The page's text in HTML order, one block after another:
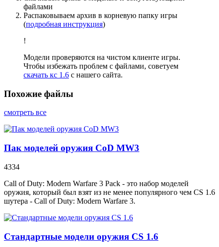
файлами
Распаковываем архив в корневую папку игры
(подробная инструкция)
!
Модели проверяются на чистом клиенте игры.
Чтобы избежать проблем с файлами, советуем
скачать кс 1.6 с нашего сайта.
Похожие файлы
смотреть все
Пак моделей оружия CoD MW3
4334
Call of Duty: Modern Warfare 3 Pack - это набор моделей
оружия, который был взят из не менее популярного чем CS 1.6
шутера - Call of Duty: Modern Warfare 3.
Стандартные модели оружия CS 1.6